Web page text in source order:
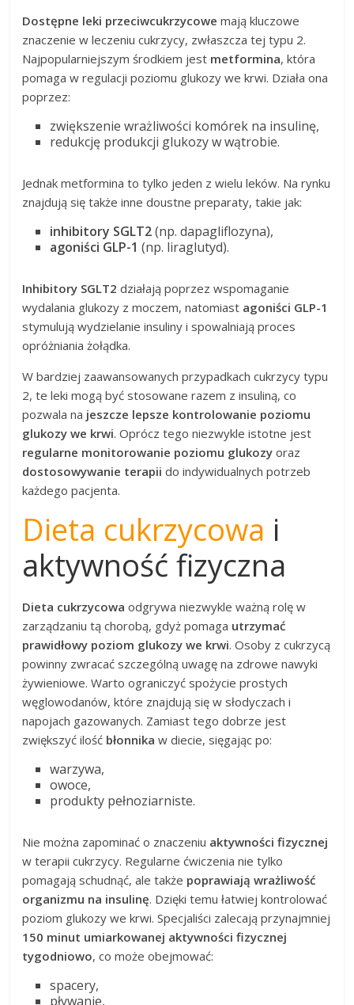
Dostępne leki przeciwcukrzycowe mają kluczowe
znaczenie w leczeniu cukrzycy, zwłaszcza tej typu 2.
Najpopularniejszym środkiem jest metformina, która
pomaga w regulacji poziomu glukozy we krwi. Działa ona
poprzez:
zwiększenie wrażliwości komórek na insulinę,
redukcję produkcji glukozy w wątrobie.
Jednak metformina to tylko jeden z wielu leków. Na rynku
znajdują się także inne doustne preparaty, takie jak:
inhibitory SGLT2(np. dapagliflozyna),
agoniści GLP-1 (np. liraglutyd).
Inhibitory SGLT2 działają poprzez wspomaganie
wydalania glukozy z moczem, natomiast agoniści GLP-1
stymulują wydzielanie insuliny i spowalniają proces
opróżniania żołądka.
W bardziej zaawansowanych przypadkach cukrzycy typu
2, te leki mogą być stosowane razem z insuliną, co
pozwala na jeszcze lepsze kontrolowanie poziomu
glukozy we krwi. Oprócz tego niezwykle istotne jest
regularne monitorowanie poziomu glukozy oraz
dostosowywanie terapii do indywidualnych potrzeb
każdego pacjenta.
Dieta cukrzycowa i
aktywność fizyczna
Dieta cukrzycowa odgrywa niezwykle ważną rolę w
zarządzaniu tą chorobą, gdyż pomaga utrzymać
prawidłowy poziom glukozy we krwi. Osoby z cukrzycą
powinny zwracać szczególną uwagę na zdrowe nawyki
żywieniowe. Warto ograniczyć spożycie prostych
węglowodanów, które znajdują się w słodyczach i
napojach gazowanych. Zamiast tego dobrze jest
zwiększyć ilość błonnika w diecie, sięgając po:
warzywa,
owoce,
produkty pełnoziarniste.
Nie można zapominać o znaczeniu aktywności fizycznej
w terapii cukrzycy. Regularne ćwiczenia nie tylko
pomagają schudnąć, ale także poprawiają wrażliwość
organizmu na insulinę. Dzięki temu łatwiej kontrolować
poziom glukozy we krwi. Specjaliści zalecają przynajmniej
150 minut umiarkowanej aktywności fizycznej
tygodniowo, co może obejmować:
spacery,
pływanie,